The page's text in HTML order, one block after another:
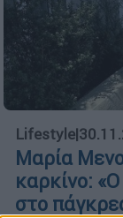
Lifestyle|
Μαρία
καρκίνο:
στο